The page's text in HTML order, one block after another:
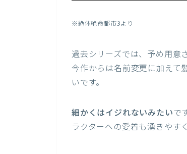
※絶体絶命都市3より
過去シリーズでは、予め用意
今作からは名前変更に加えて
いです。
細かくはイジれないみたいで
ラクターへの愛着も湧きやす